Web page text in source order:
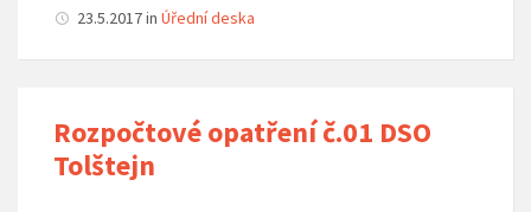
23.5.2017in Úřední deska
Rozpočtové opatření č.01 DSO
Tolštejn